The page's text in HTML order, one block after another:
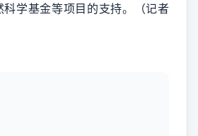
学基金等项目的支持。（记者